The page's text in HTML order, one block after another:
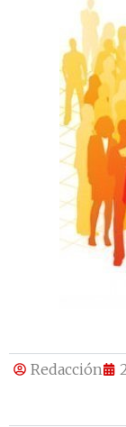
Redacción